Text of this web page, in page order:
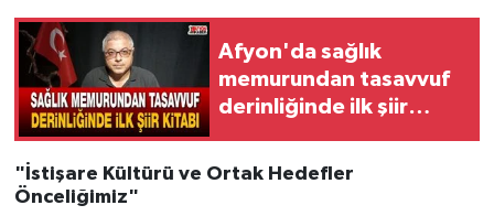
Afyon'da sağlık
memurundan tasavvuf
derinliğinde ilk şiir
"İstişare Kültürü ve Ortak Hedefler
Önceliğimiz"